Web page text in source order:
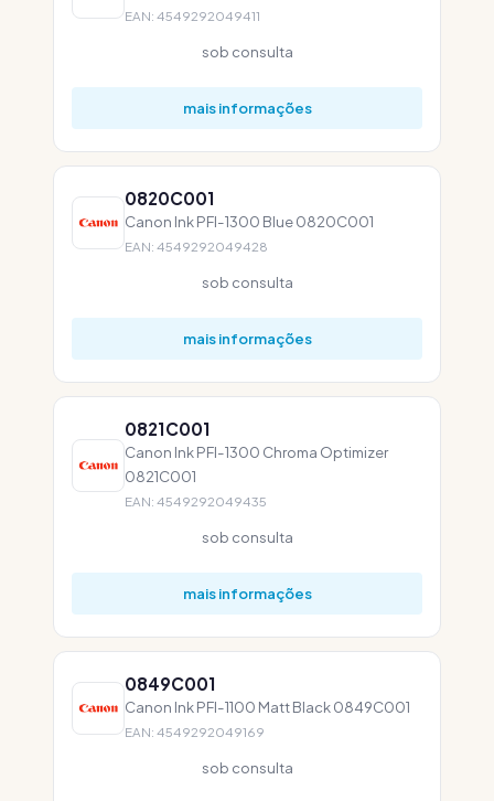
EAN: 4549292049411
sob consulta
mais informações
0820C001
Canon Ink PFI-1300 Blue 0820C001
EAN: 4549292049428
sob consulta
mais informações
0821C001
Canon Ink PFI-1300 Chroma Optimizer
0821C001
EAN: 4549292049435
sob consulta
mais informações
0849C001
Canon Ink PFI-1100 Matt Black 0849C001
EAN: 4549292049169
sob consulta